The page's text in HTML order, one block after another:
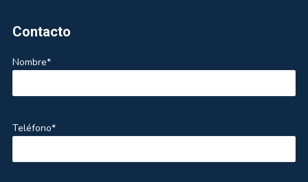
Contacto
Nombre*
Teléfono*